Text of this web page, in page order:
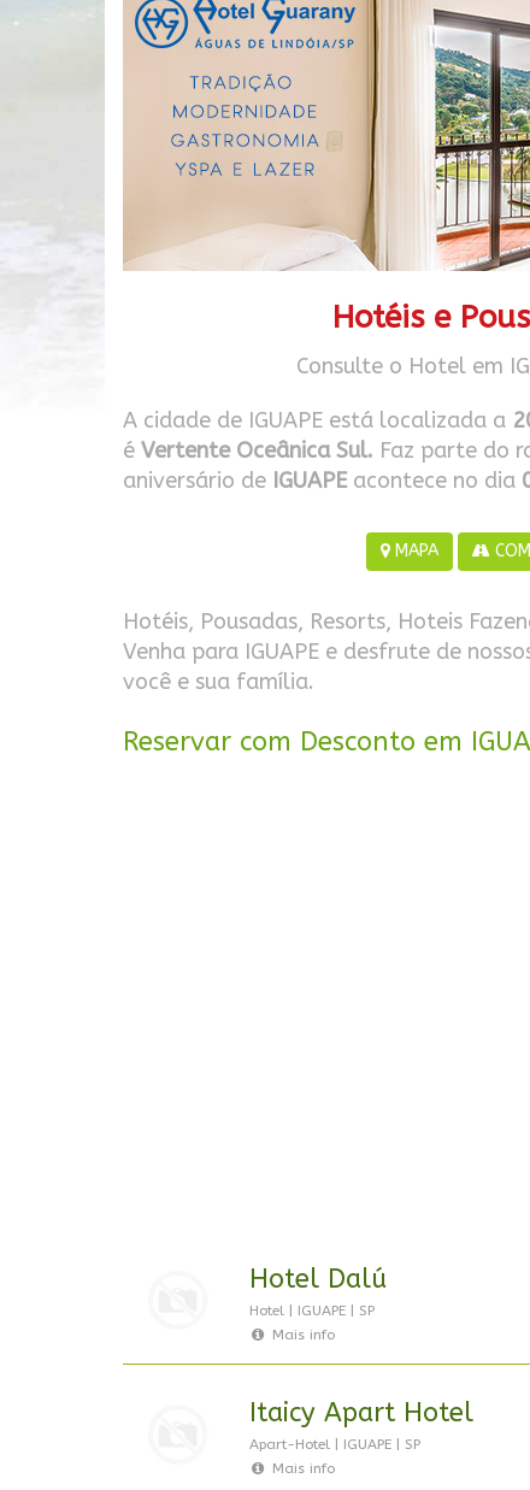
Hotéis e
Consulte o Hotel em
A cidade de IGUAPE está localizada a
é Vertente Oceânica Sul. Faz parte do
aniversário de IGUAPE acontece no dia
MAPA
Hotéis, Pousadas, Resorts, Hoteis
Venha para IGUAPE e desfrute de
você e sua família.
Reservar com Desconto em
Hotel Dalú
Hotel | IGUAPE | SP
Mais info
Itaicy Apart Hotel
Apart-Hotel | IGUAPE | SP
Mais info